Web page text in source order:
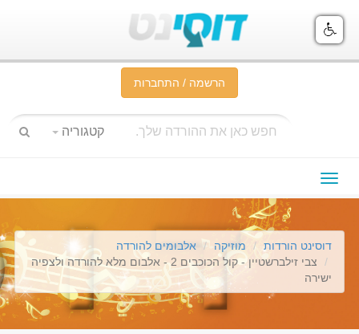
הרשמה / התחברות
קטגוריה
תפריט
ניווט
דוסינט הורדות מוזיקה
אלבומים להורדה
צבי זילברשטיין - קול הכוכבים 2 - אלבום מלא להורדה ולצפיה
ישירה